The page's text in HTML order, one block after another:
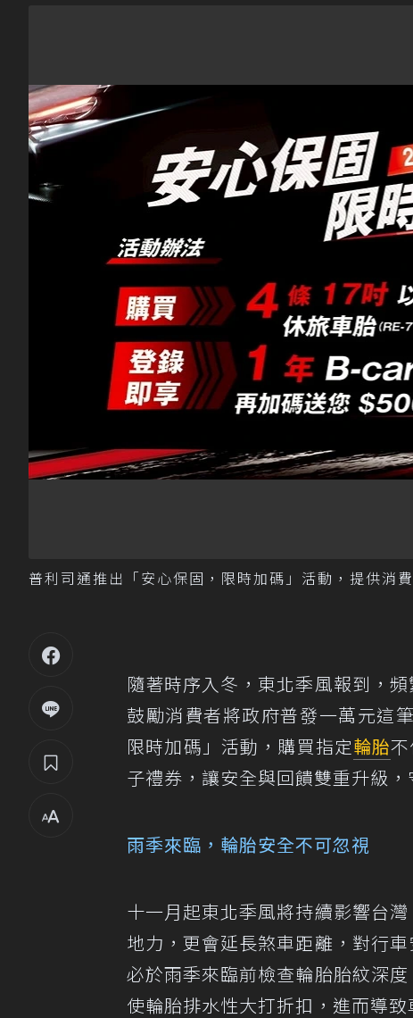
普利司通推出「安心保固，限時加碼」活動，提供消
隨著時序入冬，東北季風報到，
鼓勵消費者將政府普發一萬元這
限時加碼」活動，購買指定輪胎
子禮券，讓安全與回饋雙重升級
雨季來臨，輪胎安全不可忽視
十一月起東北季風將持續影響台
地力，更會延長煞車距離，對行
必於雨季來臨前檢查輪胎胎紋深
使輪胎排水性大打折扣，進而導